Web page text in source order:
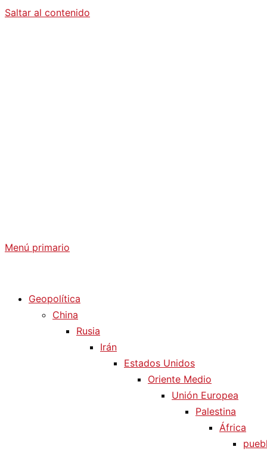
Saltar al contenido
Menú primario
Geopolítica
China
Rusia
Irán
Estados Unidos
Oriente Medio
Unión Europea
Palestina
África